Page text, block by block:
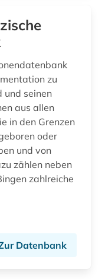
zu
und seinen
in den Grenzen
oder
und von
zählen neben
zahlreiche
Datenbank